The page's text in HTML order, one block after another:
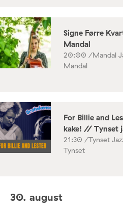
Signe Førre
Mandal
20:00 /Mandal
Mandal
For Billie and
kake! // Tynset
21:30 /Tynset
Tynset
30. august